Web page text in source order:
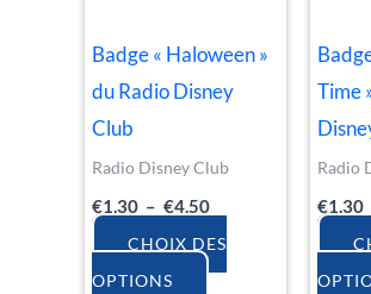
Badge « Haloween »
du Radio Disney
Club
Radio Disney Club
€1.30 – €4.50
CHOIX DES
OPTIONS
options
peuvent
choisies
sur
la
Time
Radio
€1.30